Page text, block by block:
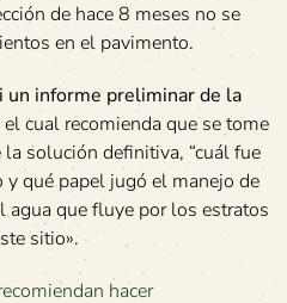
de hace 8 meses no se
en el pavimento.
un informe preliminar de la
el cual recomienda que se tome
solución definitiva, “cuál fue
y qué papel jugó el manejo de
agua que fluye por los estratos
sitio».